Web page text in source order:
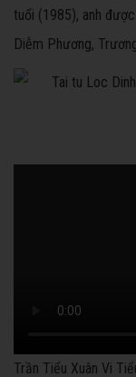
tuổi (1985), anh
Diễm Phương,
Trần Tiểu Xuân Vi